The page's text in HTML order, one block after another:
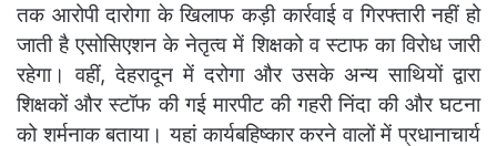
तक आरोपी दारोगा के खिलाफ कड़ी कार्रवाई व गिरफ्तारी नहीं हो
जाती है एसोसिएशन के नेतृत्व में शिक्षको व स्टाफ का विरोध जारी
रहेगा। वहीं, देहरादून में दरोगा और उसके अन्य साथियों द्वारा
शिक्षकों और स्टॉफ की गई मारपीट की गहरी निंदा की और घटना
को शर्मनाक बताया। यहां कार्यबहिष्कार करने वालों में प्रधानाचार्य